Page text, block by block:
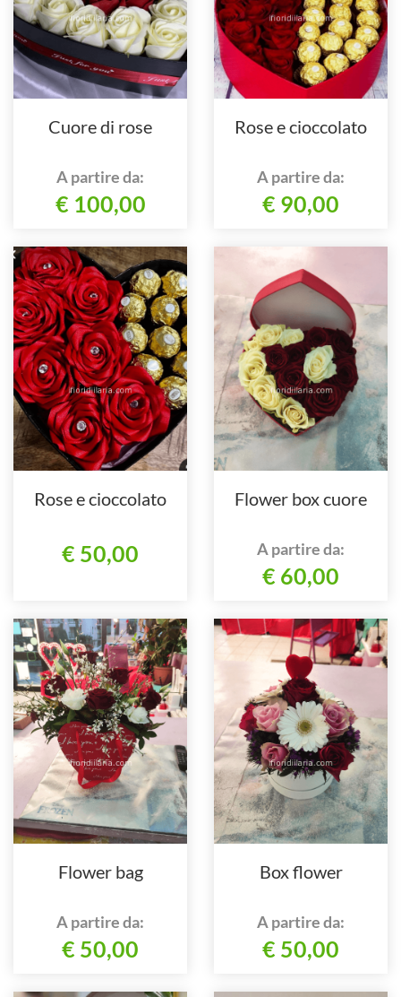
Cuore di rose
A partire da:
€ 100,00
Rose e cioccolato
A partire da:
€ 90,00
Rose e cioccolato
€ 50,00
Flower box cuore
A partire da:
€ 60,00
Flower bag
A partire da:
€ 50,00
Box flower
A partire da:
€ 50,00